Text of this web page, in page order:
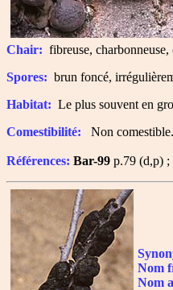
Chair: fibreuse,
Spores: brun foncé,
Habitat: Le plus souvent en
Comestibilité: Non comestible.
Références: Bar-99 p.79 (d,p) ;
Nom
Nom